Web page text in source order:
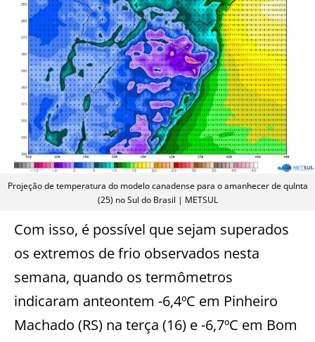
Projeção de temperatura do modelo canadense para o amanhecer de quInta
(25) no Sul do Brasil | METSUL
Com isso, é possível que sejam superados
os extremos de frio observados nesta
semana, quando os termômetros
indicaram anteontem -6,4ºC em Pinheiro
Machado (RS) na terça (16) e -6,7ºC em Bom